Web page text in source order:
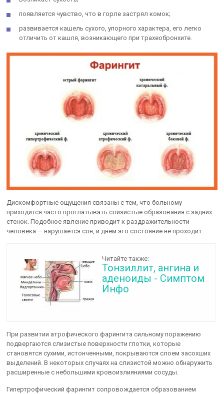
появляется чувство, что в горле застрял комок;
развивается кашель сухого, упорного характера, его легко
отличить от кашля, возникающего при трахеобронхите.
Дискомфортные ощущения связаны с тем, что больному
приходится часто проглатывать слизистые образования с задних
стенок. Подобное явление приводит к раздражительности
человека — нарушается сон, и днем это состояние не проходит.
Читайте также:
Тонзиллит, ангина и
аденоиды - Симптом
Инфо
При развитии атрофического фарингита сильному поражению
подвергаются слизистые поверхности глотки, которые
становятся сухими, истонченными, покрываются слоем засохших
выделений. В некоторых случаях на слизистой можно обнаружить
расширенные с небольшими кровоизлияниями сосуды.
Гипертрофический фарингит сопровождается образованием